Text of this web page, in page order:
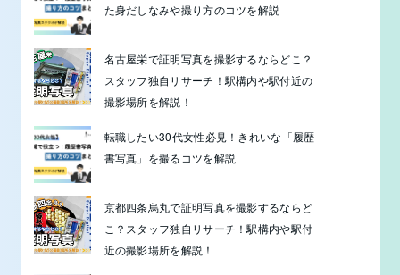
た身だしなみや撮り方のコツを解説
名古屋栄で証明写真を撮影するならどこ？
スタッフ独自リサーチ！駅構内や駅付近の
撮影場所を解説！
転職したい30代女性必見！きれいな「履歴
書写真」を撮るコツを解説
京都四条烏丸で証明写真を撮影するならど
こ？スタッフ独自リサーチ！駅構内や駅付
近の撮影場所を解説！